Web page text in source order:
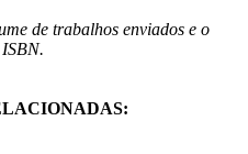
de trabalhos enviados e o